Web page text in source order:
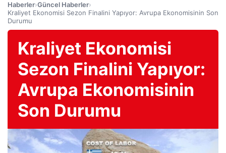
Haberler›Güncel Haberler›
Kraliyet Ekonomisi Sezon Finalini Yapıyor: Avrupa Ekonomisinin Son
Durumu
Kraliyet Ekonomisi
Sezon Finalini Yapıyor:
Avrupa Ekonomisinin
Son Durumu